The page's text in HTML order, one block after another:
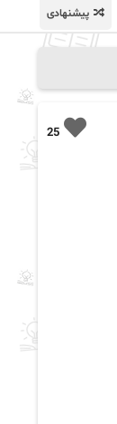
پیشنهادی
25